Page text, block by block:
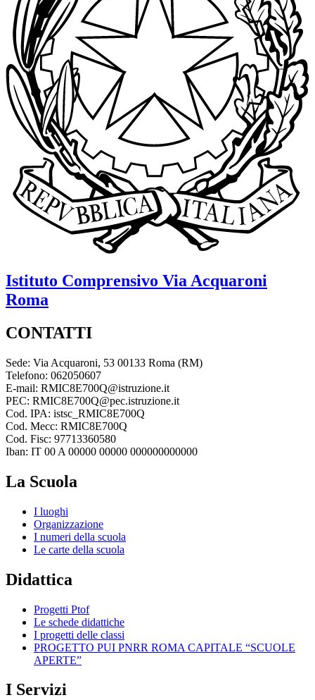
Istituto Comprensivo Via Acquaroni
Roma
CONTATTI
Sede: Via Acquaroni, 53 00133 Roma (RM)
Telefono: 062050607
E-mail: RMIC8E700Q@istruzione.it
PEC: RMIC8E700Q@pec.istruzione.it
Cod. IPA: istsc_RMIC8E700Q
Cod. Mecc: RMIC8E700Q
Cod. Fisc: 97713360580
Iban: IT 00 A 00000 00000 000000000000
La Scuola
I luoghi
Organizzazione
I numeri della scuola
Le carte della scuola
Didattica
Progetti Ptof
Le schede didattiche
I progetti delle classi
PROGETTO PUI PNRR ROMA CAPITALE “SCUOLE
APERTE”
I Servizi